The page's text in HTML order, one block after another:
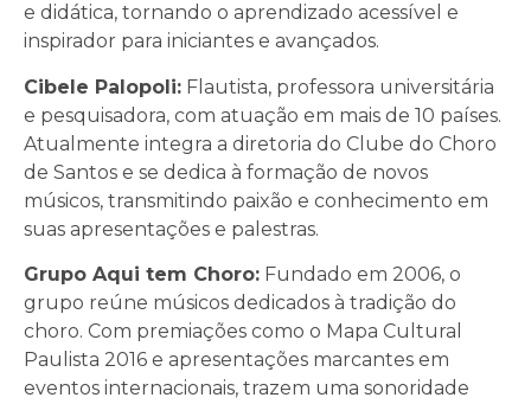
e didática, tornando o aprendizado acessível e
inspirador para iniciantes e avançados.
Cibele Palopoli: Flautista, professora universitária
e pesquisadora, com atuação em mais de 10 países.
Atualmente integra a diretoria do Clube do Choro
de Santos e se dedica à formação de novos
músicos, transmitindo paixão e conhecimento em
suas apresentações e palestras.
Grupo Aqui tem Choro: Fundado em 2006, o
grupo reúne músicos dedicados à tradição do
choro. Com premiações como o Mapa Cultural
Paulista 2016 e apresentações marcantes em
eventos internacionais, trazem uma sonoridade